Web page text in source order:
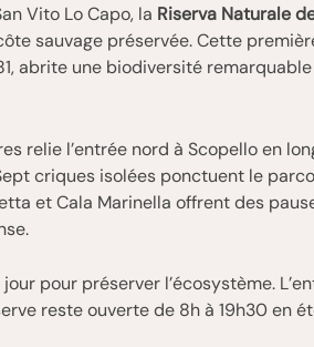
Vito Lo Capo, la Riserva Naturale
sauvage préservée. Cette
abrite une biodiversité
relie l’entrée nord à Scopello en
criques isolées ponctuent le
et Cala Marinella offrent des
pour préserver l’écosystème.
reste ouverte de 8h à 19h30 en